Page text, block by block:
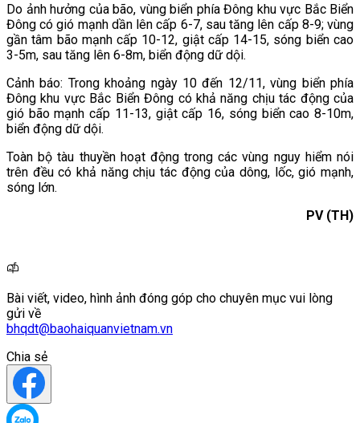
Do ảnh hưởng của bão, vùng biển phía Đông khu vực Bắc Biển
Đông có gió mạnh dần lên cấp 6-7, sau tăng lên cấp 8-9; vùng
gần tâm bão mạnh cấp 10-12, giật cấp 14-15, sóng biển cao
3-5m, sau tăng lên 6-8m, biển động dữ dội.
Cảnh báo: Trong khoảng ngày 10 đến 12/11, vùng biển phía
Đông khu vực Bắc Biển Đông có khả năng chịu tác động của
gió bão mạnh cấp 11-13, giật cấp 16, sóng biển cao 8-10m,
biển động dữ dội.
Toàn bộ tàu thuyền hoạt động trong các vùng nguy hiểm nói
trên đều có khả năng chịu tác động của dông, lốc, gió mạnh,
sóng lớn.
PV (TH)
Bài viết, video, hình ảnh đóng góp cho chuyên mục vui lòng
gửi về
bhqdt@baohaiquanvietnam.vn
Chia sẻ